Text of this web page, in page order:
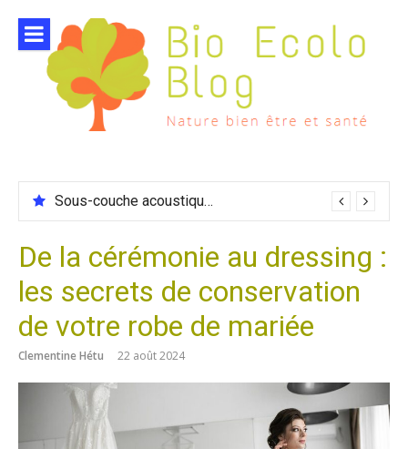
contenu
Sous-couche acoustique compatible chauffage sol
De la cérémonie au dressing :
les secrets de conservation
de votre robe de mariée
Clementine Hétu 22 août 2024